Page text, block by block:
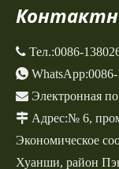
 Тел.:0086-
 WhatsApp:
 Электронная
 Адрес:№ 6,
Экономическое
Хуанши, район